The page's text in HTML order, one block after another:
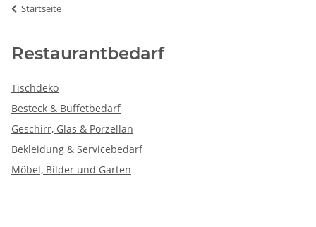
Startseite
Restaurantbedarf
Tischdeko
Besteck & Buffetbedarf
Geschirr, Glas & Porzellan
Bekleidung & Servicebedarf
Möbel, Bilder und Garten